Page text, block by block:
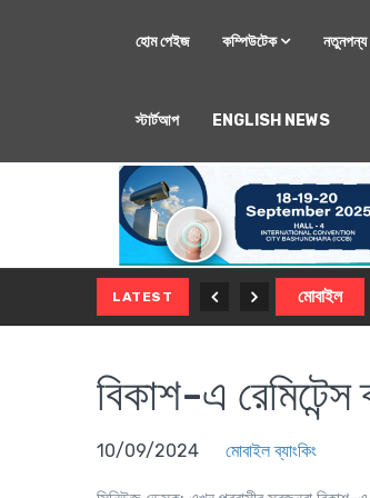
হোম পেইজ কম্পিউটেক নতুনপন্য
স্টার্টআপ ENGLISH NEWS
LATEST মোবাইল
বিকাশ-এ
10/09/2024 মোবাইল ব্যাংকিং